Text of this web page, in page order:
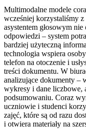
Multimodalne modele
wcześniej korzystaliśmy
asystentem głosowym
odpowiedzi – system
bardziej użyteczną
technologia wspiera
telefon na otoczenie i
treści dokumentu. W
analizujące dokumenty –
wykresy i dane liczbowe,
podsumowaniu. Coraz
uczniowie i studenci
zajęć, które są od razu
i otwiera materiały na